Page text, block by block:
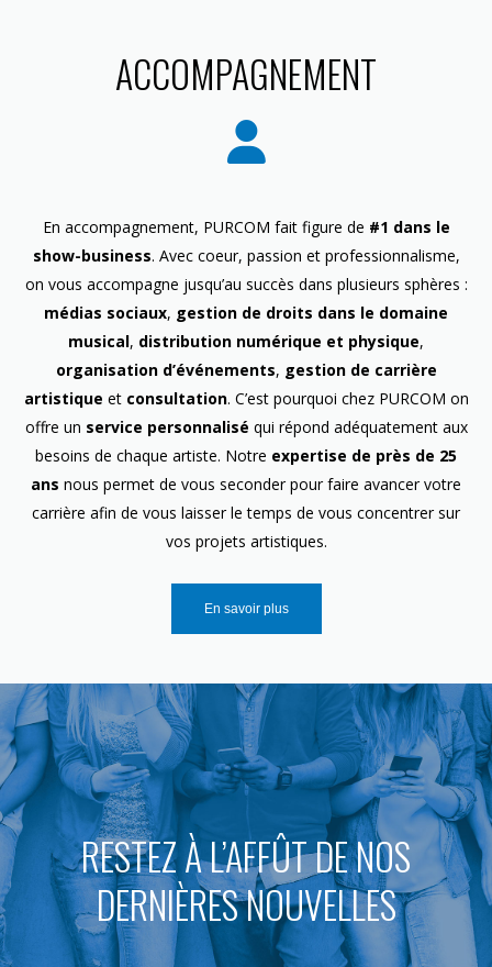
ACCOMPAGNEMENT
En accompagnement, PURCOM fait figure de #1 dans le
show-business. Avec coeur, passion et professionnalisme,
on vous accompagne jusqu’au succès dans plusieurs sphères :
médias sociaux, gestion de droits dans le domaine
musical, distribution numérique et physique,
organisation d’événements, gestion de carrière
artistique etconsultation. C’est pourquoi chez PURCOM on
offre un service personnalisé qui répond adéquatement aux
besoins de chaque artiste. Notre expertise de près de 25
ans nous permet de vous seconder pour faire avancer votre
carrière afin de vous laisser le temps de vous concentrer sur
vos projets artistiques.
En savoir plus
RESTEZ À L’AFFÛT DE NOS
DERNIÈRES NOUVELLES